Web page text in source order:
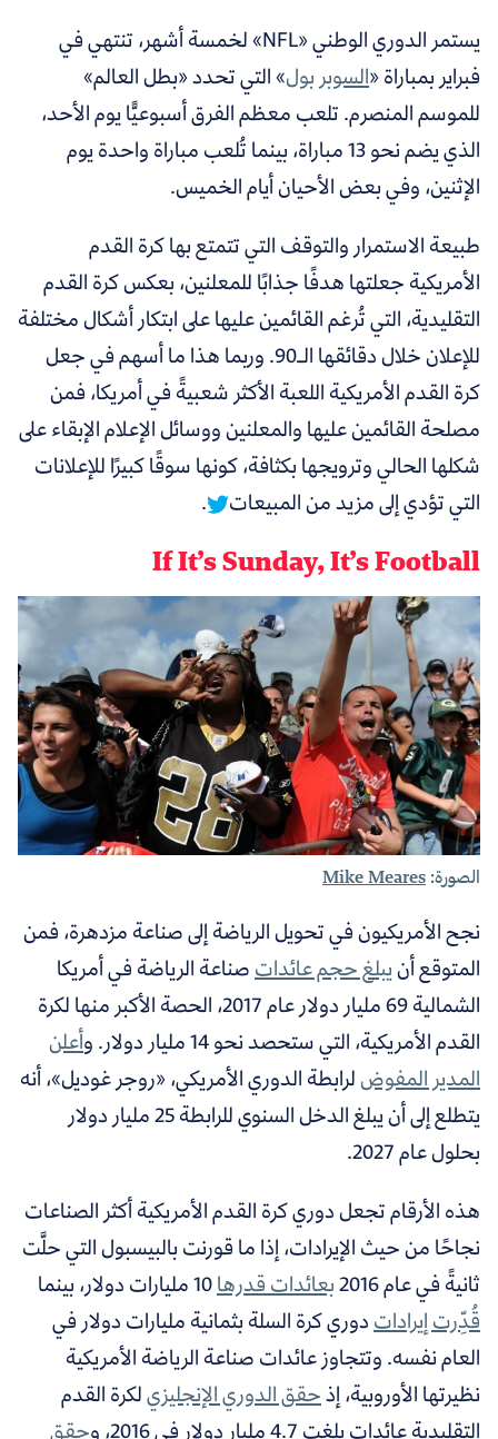
يستمر الدوري الوطني «NFL» لخمسة أشهر، تنتهي في
فبراير بمباراة «السوبر بول»التي تحدد «بطل العالم»
للموسم المنصرم. تلعب معظم الفرق أسبوعيًّا يوم الأحد،
الذي يضم نحو 13 مباراة، بينما تُلعب مباراة واحدة يوم
الإثنين، وفي بعض الأحيان أيام الخميس.
طبيعة الاستمرار والتوقف التي تتمتع بها كرة القدم
الأمريكية جعلتها هدفًا جذابًا للمعلنين، بعكس كرة القدم
التقليدية، التي تُرغم القائمين عليها على ابتكار أشكال مختلفة
للإعلان خلال دقائقها الـ90. وربما هذا ما أسهم في جعل
كرة القدم الأمريكية اللعبة الأكثر شعبيةً في أمريكا،فمن
مصلحة القائمين عليها والمعلنين ووسائل الإعلام الإبقاء على
شكلها الحالي وترويجها بكثافة، كونها سوقًا كبيرًا للإعلانات
التي تؤدي إلى مزيد من المبيعات
.
If It’s Sunday, It’s Football
الصورة:Mike Meares
نجح الأمريكيون في تحويل الرياضة إلى صناعة مزدهرة، فمن
المتوقع أنيبلغ حجم عائداتصناعة الرياضة في أمريكا
الشمالية 69 مليار دولار عام 2017، الحصة الأكبر منها لكرة
القدم الأمريكية، التي ستحصد نحو 14 مليار دولار. و
أعلن
المدير المفوضلرابطة الدوري الأمريكي، «روجر غوديل»، أنه
يتطلع إلى أن يبلغ الدخل السنوي للرابطة 25 مليار دولار
بحلول عام 2027.
هذه الأرقام تجعل دوري كرة القدم الأمريكية أكثر الصناعات
نجاحًا من حيث الإيرادات، إذا ما قورنت بالبيسبول التي حلَّت
ثانيةً في عام 2016
بعائدات قدرها10 مليارات دولار، بينما
قُدِّرت إيراداتدوري كرة السلة بثمانية مليارات دولار في
العام نفسه. وتتجاوز عائدات صناعة الرياضة الأمريكية
نظيرتها الأوروبية، إذحقق الدوري الإنجليزيلكرة القدم
التقليدية عائدات بلغت 4.7 مليار دولار في 2016، و
حقق